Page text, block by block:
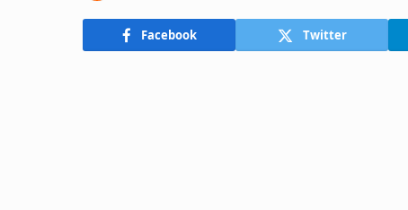
Facebook Twitter